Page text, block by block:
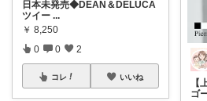
日本未発売◆DEAN＆DELUCA
ツイー ...
￥ 8,250
0 0 2
コレ いいね
【
ゴ